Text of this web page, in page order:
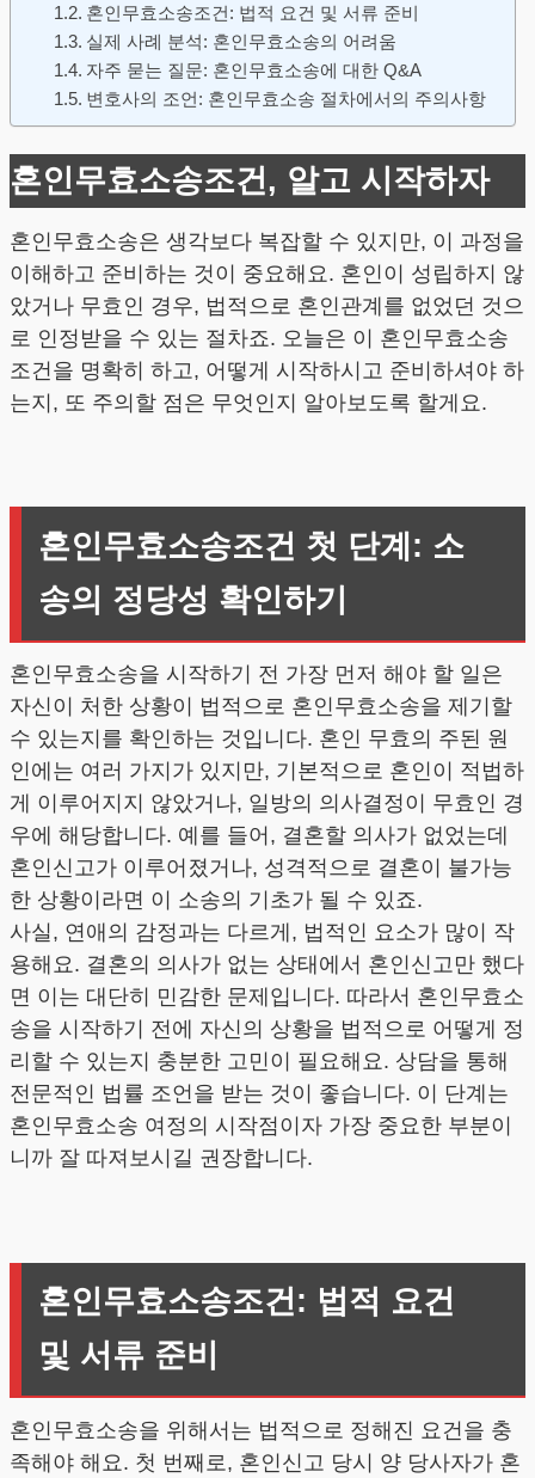
혼인무효소송조건: 법적 요건 및 서류 준비
실제 사례 분석: 혼인무효소송의 어려움
자주 묻는 질문: 혼인무효소송에 대한 Q&A
변호사의 조언: 혼인무효소송 절차에서의 주의사항
혼인무효소송조건, 알고 시작하자
혼인무효소송은 생각보다 복잡할 수 있지만, 이 과정을
이해하고 준비하는 것이 중요해요. 혼인이 성립하지 않
았거나 무효인 경우, 법적으로 혼인관계를 없었던 것으
로 인정받을 수 있는 절차죠. 오늘은 이 혼인무효소송
조건을 명확히 하고, 어떻게 시작하시고 준비하셔야 하
는지, 또 주의할 점은 무엇인지 알아보도록 할게요.
혼인무효소송조건 첫 단계: 소
송의 정당성 확인하기
혼인무효소송을 시작하기 전 가장 먼저 해야 할 일은
자신이 처한 상황이 법적으로 혼인무효소송을 제기할
수 있는지를 확인하는 것입니다. 혼인 무효의 주된 원
인에는 여러 가지가 있지만, 기본적으로 혼인이 적법하
게 이루어지지 않았거나, 일방의 의사결정이 무효인 경
우에 해당합니다. 예를 들어, 결혼할 의사가 없었는데
혼인신고가 이루어졌거나, 성격적으로 결혼이 불가능
한 상황이라면 이 소송의 기초가 될 수 있죠.
사실, 연애의 감정과는 다르게, 법적인 요소가 많이 작
용해요. 결혼의 의사가 없는 상태에서 혼인신고만 했다
면 이는 대단히 민감한 문제입니다. 따라서 혼인무효소
송을 시작하기 전에 자신의 상황을 법적으로 어떻게 정
리할 수 있는지 충분한 고민이 필요해요. 상담을 통해
전문적인 법률 조언을 받는 것이 좋습니다. 이 단계는
혼인무효소송 여정의 시작점이자 가장 중요한 부분이
니까 잘 따져보시길 권장합니다.
혼인무효소송조건: 법적 요건
및 서류 준비
혼인무효소송을 위해서는 법적으로 정해진 요건을 충
족해야 해요. 첫 번째로, 혼인신고 당시 양 당사자가 혼